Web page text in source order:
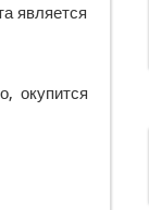
является
окупится